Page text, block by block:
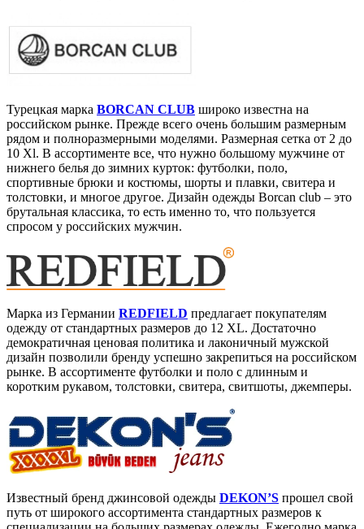
Турецкая марка BORCAN CLUB широко известна на
российском рынке. Прежде всего очень большим размерным
рядом и полноразмерными моделями. Размерная сетка от 2 до
10 Xl. В ассортименте все, что нужно большому мужчине от
нижнего белья до зимних курток: футболки, поло,
спортивные брюки и костюмы, шорты и плавки, свитера и
толстовки, и многое другое. Дизайн одежды Borcan club – это
брутальная классика, то есть именно то, что пользуется
спросом у российских мужчин.
Марка из Германии REDFIELD предлагает покупателям
одежду от стандартных размеров до 12 XL. Достаточно
демократичная ценовая политика и лаконичный мужской
дизайн позволили бренду успешно закрепиться на российском
рынке. В ассортименте футболки и поло с длинным и
коротким рукавом, толстовки, свитера, свитшоты, джемперы.
Известный бренд джинсовой одежды DEKON’S прошел свой
путь от широкого ассортимента стандартных размеров к